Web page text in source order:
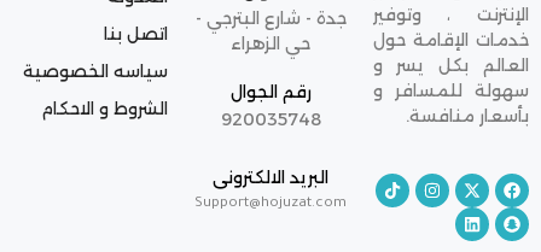
الإنترنت ، وتوفير
خدمات الإقامة حول
العالم بكل يسر و
سهولة للمسافر و
بأسعار منافسة.
جدة - شارع البترجي -
حي الزهراء
رقم الجوال
920035748
البريد الالكترونى
Support@hojuzat.com
اتصل بنا
سياسه الخصوصية
الشروط و الاحكام